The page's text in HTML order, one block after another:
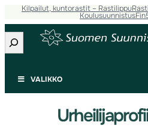
Kilpailut, kuntorastit – Rastilippu
Koulusuunnistus
Etsi
VALIKKO